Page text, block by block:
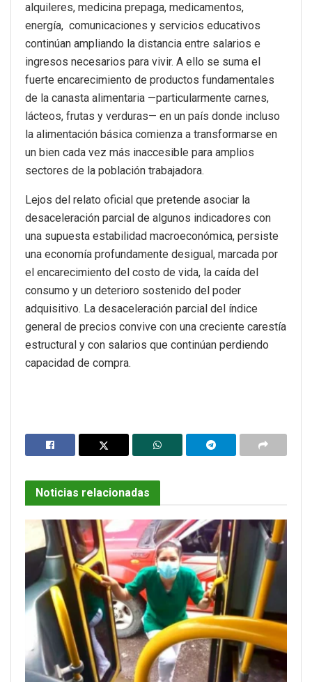
alquileres, medicina prepaga, medicamentos,
energía, comunicaciones y servicios educativos
continúan ampliando la distancia entre salarios e
ingresos necesarios para vivir. A ello se suma el
fuerte encarecimiento de productos fundamentales
de la canasta alimentaria —particularmente carnes,
lácteos, frutas y verduras— en un país donde incluso
la alimentación básica comienza a transformarse en
un bien cada vez más inaccesible para amplios
sectores de la población trabajadora.
Lejos del relato oficial que pretende asociar la
desaceleración parcial de algunos indicadores con
una supuesta estabilidad macroeconómica, persiste
una economía profundamente desigual, marcada por
el encarecimiento del costo de vida, la caída del
consumo y un deterioro sostenido del poder
adquisitivo. La desaceleración parcial del índice
general de precios convive con una creciente carestía
estructural y con salarios que continúan perdiendo
capacidad de compra.
Noticias relacionadas